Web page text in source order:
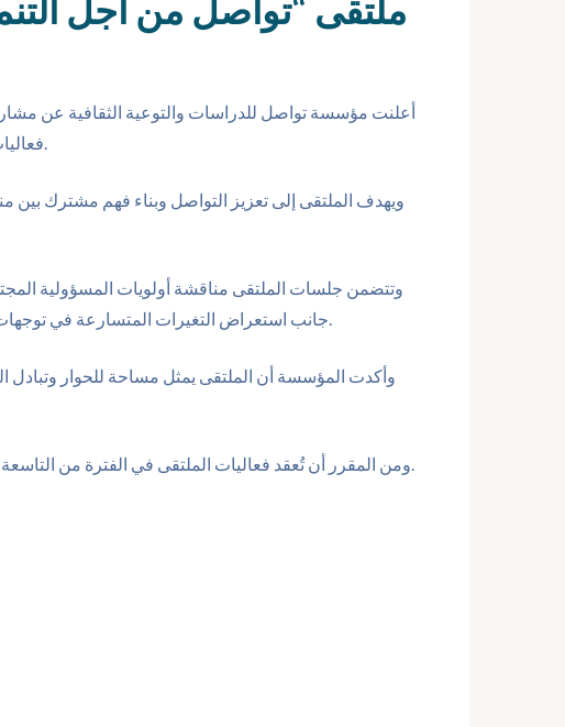
ملتقى “تواصل من أجل
أعلنت مؤسسة تواصل للدراسات والتوعية الثقافية عن
ويهدف الملتقى إلى تعزيز التواصل وبناء فهم مشترك بين
وتتضمن جلسات الملتقى مناقشة أولويات المسؤولية
وأكدت المؤسسة أن الملتقى يمثل مساحة للحوار وتبادل